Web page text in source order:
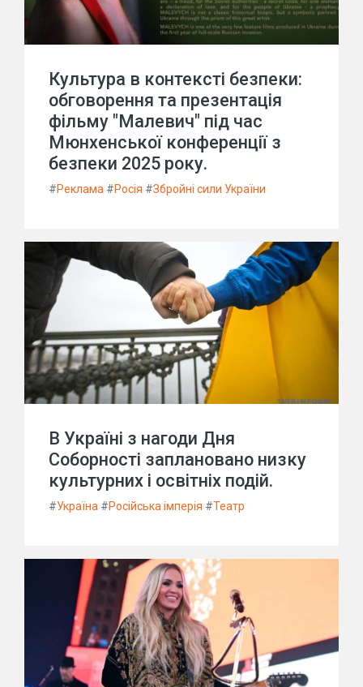
Культура в контексті безпеки:
обговорення та презентація
фільму "Малевич" під час
Мюнхенської конференції з
безпеки 2025 року.
#Реклама #Росія #Збройні сили України
В Україні з нагоди Дня
Соборності заплановано низку
культурних і освітніх подій.
#Україна #Російська імперія #Театр